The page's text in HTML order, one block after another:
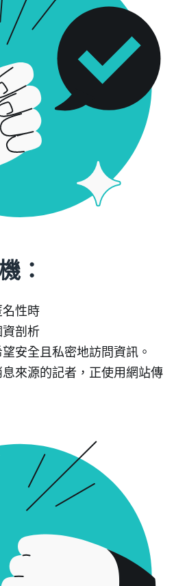
：
性時
剖析
安全且私密地訪問資訊。
來源的記者，正使用網站傳